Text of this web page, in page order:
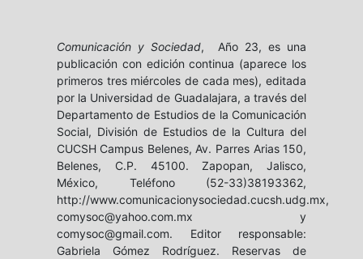
Comunicación y Sociedad, Año 23, es una
publicación con edición continua (aparece los
primeros tres miércoles de cada mes), editada
por la Universidad de Guadalajara, a través del
Departamento de Estudios de la Comunicación
Social, División de Estudios de la Cultura del
CUCSH Campus Belenes, Av. Parres Arias 150,
Belenes, C.P. 45100. Zapopan, Jalisco,
México, Teléfono (52-33)38193362,
http://www.comunicacionysociedad.cucsh.udg.mx,
comysoc@yahoo.com.mx y
comysoc@gmail.com. Editor responsable:
Gabriela Gómez Rodríguez. Reservas de